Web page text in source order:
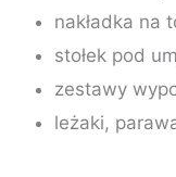
nakładka na
stołek pod
zestawy
leżaki,